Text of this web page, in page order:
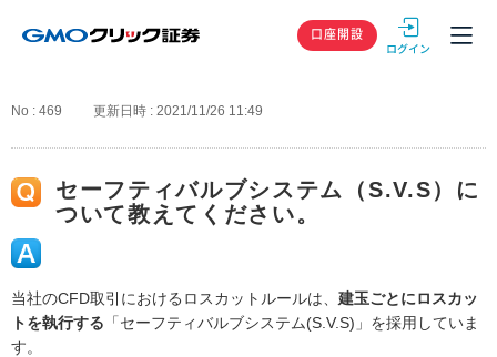
GMOクリック
口座開設
No : 469 更新日時 : 2021/11/26 11:49
セーフティバルブシステム（S.V.S）に
ついて教えてください。
当社のCFD取引におけるロスカットルールは、 建玉ごとにロスカッ
トを執行する 「セーフティバルブシステム(S.V.S)」を採用していま
す。